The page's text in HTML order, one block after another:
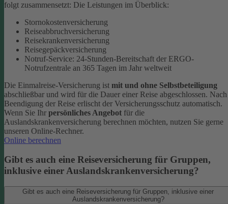
folgt zusammensetzt: Die Leistungen im Überblick:
Stornokostenversicherung
Reiseabbruchversicherung
Reisekrankenversicherung
Reisegepäckversicherung
Notruf-Service: 24-Stunden-Bereitschaft der ERGO-
Notrufzentrale an 365 Tagen im Jahr weltweit
Die Einmalreise-Versicherung ist mit und ohne Selbstbeteiligung
abschließbar und wird für die Dauer einer Reise abgeschlossen. Nach
Beendigung der Reise erlischt der Versicherungsschutz automatisch.
Wenn Sie Ihr persönliches Angebot für die
Auslandskrankenversicherung berechnen möchten, nutzen Sie gerne
unseren Online-Rechner.
Online berechnen
Gibt es auch eine Reiseversicherung für Gruppen,
inklusive einer Auslandskrankenversicherung?
Gibt es auch eine Reiseversicherung für Gruppen, inklusive einer
Auslandskrankenversicherung?